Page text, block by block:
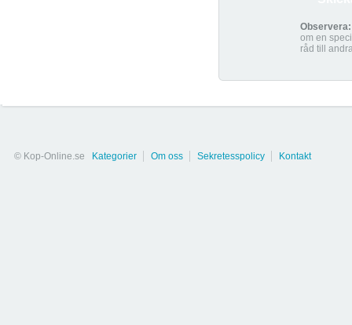
Observera:
om en
råd till
© Kop-Online.se Kategorier Om oss Sekretesspolicy Kontakt